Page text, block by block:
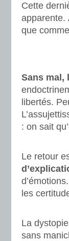
Cette
apparente.
que
Sans mal,
libertés.
: on sait
Le retour
les
La
sans